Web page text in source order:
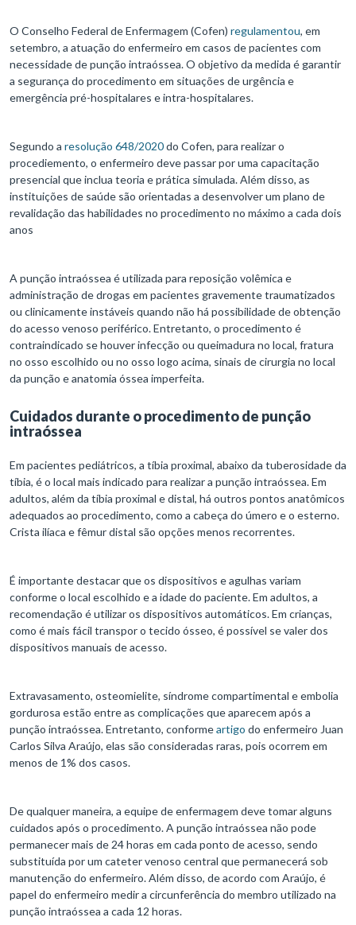
O Conselho Federal de Enfermagem (Cofen) regulamentou, em
setembro, a atuação do enfermeiro em casos de pacientes com
necessidade de punção intraóssea. O objetivo da medida é garantir
a segurança do procedimento em situações de urgência e
emergência pré-hospitalares e intra-hospitalares.
Segundo a resolução 648/2020do Cofen, para realizar o
procediemento, o enfermeiro deve passar por uma capacitação
presencial que inclua teoria e prática simulada. Além disso, as
instituições de saúde são orientadas a desenvolver um plano de
revalidação das habilidades no procedimento no máximo a cada dois
anos
A punção intraóssea é utilizada para reposição volêmica e
administração de drogas em pacientes gravemente traumatizados
ou clinicamente instáveis quando não há possibilidade de obtenção
do acesso venoso periférico. Entretanto, o procedimento é
contraindicado se houver infecção ou queimadura no local, fratura
no osso escolhido ou no osso logo acima, sinais de cirurgia no local
da punção e anatomia óssea imperfeita.
Cuidados durante o procedimento de punção
intraóssea
Em pacientes pediátricos, a tíbia proximal, abaixo da tuberosidade da
tíbia, é o local mais indicado para realizar a punção intraóssea. Em
adultos, além da tíbia proximal e distal, há outros pontos anatômicos
adequados ao procedimento, como a cabeça do úmero e o esterno.
Crista ilíaca e fêmur distal são opções menos recorrentes.
É importante destacar que os dispositivos e agulhas variam
conforme o local escolhido e a idade do paciente. Em adultos, a
recomendação é utilizar os dispositivos automáticos. Em crianças,
como é mais fácil transpor o tecido ósseo, é possível se valer dos
dispositivos manuais de acesso.
Extravasamento, osteomielite, síndrome compartimental e embolia
gordurosa estão entre as complicações que aparecem após a
punção intraóssea. Entretanto, conformeartigo do enfermeiro Juan
Carlos Silva Araújo, elas são consideradas raras, pois ocorrem em
menos de 1% dos casos.
De qualquer maneira, a equipe de enfermagem deve tomar alguns
cuidados após o procedimento. A punção intraóssea não pode
permanecer mais de 24 horas em cada ponto de acesso, sendo
substituída por um cateter venoso central que permanecerá sob
manutenção do enfermeiro. Além disso, de acordo com Araújo, é
papel do enfermeiro medir a circunferência do membro utilizado na
punção intraóssea a cada 12 horas.